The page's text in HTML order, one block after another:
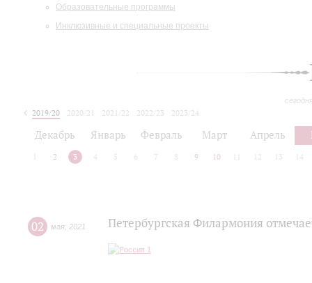
Образовательные программы
Инклюзивные и специальные проекты
2019/20 2020/21 2021/22 2022/23
2023/24
Декабрь Январь Февраль Март Апрель
2 3 4 5 6 7 8 9 10 12 13 14
02 мая 2021 Петербургская Филармония